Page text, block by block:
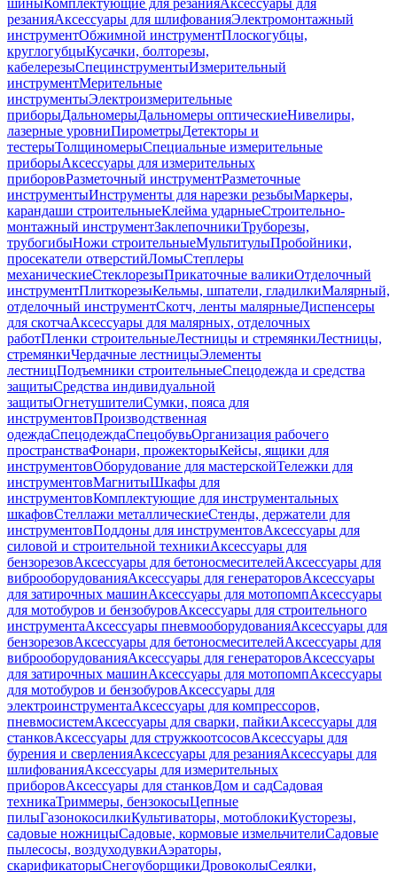
шиныКомплектующие для резанияАксессуары для
резанияАксессуары для шлифованияЭлектромонтажный
инструментОбжимной инструментПлоскогубцы,
круглогубцыКусачки, болторезы,
кабелерезыСпецинструментыИзмерительный
инструментМерительные
инструментыЭлектроизмерительные
приборыДальномерыДальномеры оптическиеНивелиры,
лазерные уровниПирометрыДетекторы и
тестерыТолщиномерыСпециальные измерительные
приборыАксессуары для измерительных
приборовРазметочный инструментРазметочные
инструментыИнструменты для нарезки резьбыМаркеры,
карандаши строительныеКлейма ударныеСтроительно-
монтажный инструментЗаклепочникиТруборезы,
трубогибыНожи строительныеМультитулыПробойники,
просекатели отверстийЛомыСтеплеры
механическиеСтеклорезыПрикаточные валикиОтделочный
инструментПлиткорезыКельмы, шпатели, гладилкиМалярный,
отделочный инструментСкотч, ленты малярныеДиспенсеры
для скотчаАксессуары для малярных, отделочных
работПленки строительныеЛестницы и стремянкиЛестницы,
стремянкиЧердачные лестницыЭлементы
лестницПодъемники строительныеСпецодежда и средства
защитыСредства индивидуальной
защитыОгнетушителиСумки, пояса для
инструментовПроизводственная
одеждаСпецодеждаСпецобувьОрганизация рабочего
пространстваФонари, прожекторыКейсы, ящики для
инструментовОборудование для мастерскойТележки для
инструментовМагнитыШкафы для
инструментовКомплектующие для инструментальных
шкафовСтеллажи металлическиеСтенды, держатели для
инструментовПоддоны для инструментовАксессуары для
силовой и строительной техникиАксессуары для
бензорезовАксессуары для бетоносмесителейАксессуары для
виброоборудованияАксессуары для генераторовАксессуары
для затирочных машинАксессуары для мотопомпАксессуары
для мотобуров и бензобуровАксессуары для строительного
инструментаАксессуары пневмооборудованияАксессуары для
бензорезовАксессуары для бетоносмесителейАксессуары для
виброоборудованияАксессуары для генераторовАксессуары
для затирочных машинАксессуары для мотопомпАксессуары
для мотобуров и бензобуровАксессуары для
электроинструментаАксессуары для компрессоров,
пневмосистемАксессуары для сварки, пайкиАксессуары для
станковАксессуары для стружкоотсосовАксессуары для
бурения и сверленияАксессуары для резанияАксессуары для
шлифованияАксессуары для измерительных
приборовАксессуары для станковДом и садСадовая
техникаТриммеры, бензокосыЦепные
пилыГазонокосилкиКультиваторы, мотоблокиКусторезы,
садовые ножницыСадовые, кормовые измельчителиСадовые
пылесосы, воздуходувкиАэраторы,
скарификаторыСнегоуборщикиДровоколыСеялки,